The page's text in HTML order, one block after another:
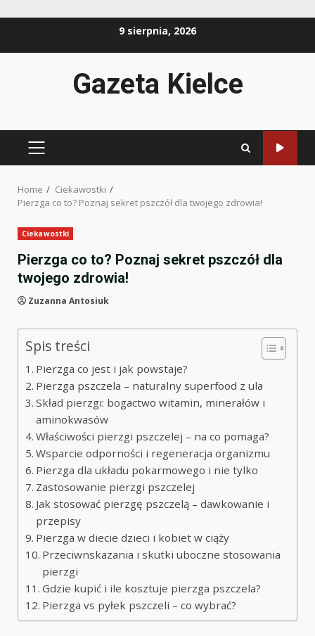
9 sierpnia, 2026
Gazeta Kielce
PRIMARY
Home
Ciekawostki
Pierzga co to? Poznaj sekret pszczół dla twojego zdrowia!
Ciekawostki
Pierzga co to? Poznaj sekret pszczół dla
twojego zdrowia!
Zuzanna Antosiuk
Spis treści
Pierzga co jest i jak powstaje?
Pierzga pszczela – naturalny superfood z ula
Skład pierzgi: bogactwo witamin, minerałów i
aminokwasów
Właściwości pierzgi pszczelej – na co pomaga?
Wsparcie odporności i regeneracja organizmu
Pierzga dla układu pokarmowego i nie tylko
Zastosowanie pierzgi pszczelej
Jak stosować pierzgę pszczelą – dawkowanie i
przepisy
Pierzga w diecie dzieci i kobiet w ciąży
Przeciwnskazania i skutki uboczne stosowania
pierzgi
Gdzie kupić i ile kosztuje pierzga pszczela?
Pierzga vs pyłek pszczeli – co wybrać?